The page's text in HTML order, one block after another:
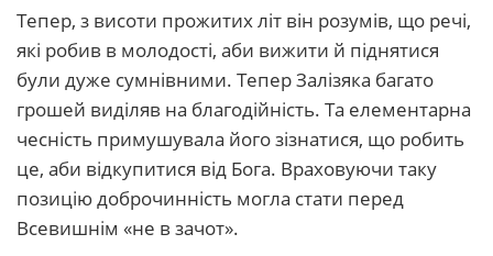
Тепер, з висоти прожитих літ він розумів, що речі,
які робив в молодості, аби вижити й піднятися
були дуже сумнівними. Тепер Залізяка багато
грошей виділяв на благодійність. Та елементарна
чесність примушувала його зізнатися, що робить
це, аби відкупитися від Бога. Враховуючи таку
позицію доброчинність могла стати перед
Всевишнім «не в зачот».